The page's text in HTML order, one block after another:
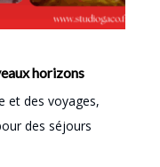
horizons
et des voyages,
des séjours